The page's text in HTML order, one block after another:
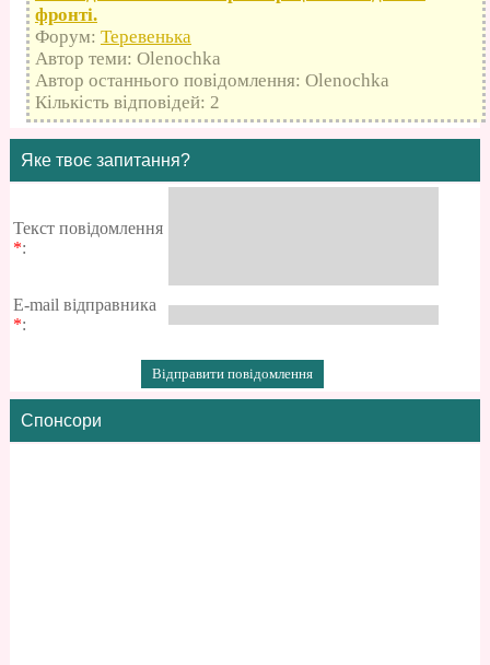
фронті.
Форум: Теревенька
Автор теми: Olenochka
Автор останнього повідомлення: Olenochka
Кількість відповідей: 2
Яке твоє запитання?
Текст повідомлення
*:
E-mail відправника
*:
Спонсори